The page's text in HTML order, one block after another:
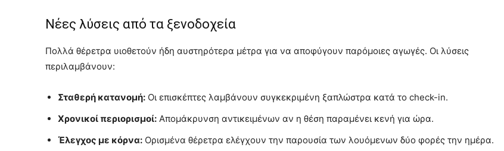
Νέες λύσεις από τα ξενοδοχεία
Πολλά θέρετρα υιοθετούν ήδη αυστηρότερα μέτρα για να αποφύγουν παρόμοιες αγωγές. Οι λύσεις
περιλαμβάνουν:
Σταθερή κατανομή: Οι επισκέπτες λαμβάνουν συγκεκριμένη ξαπλώστρα κατά το check-in.
Χρονικοί περιορισμοί: Απομάκρυνση αντικειμένων αν η θέση παραμένει κενή για ώρα.
Έλεγχος με κόρνα: Ορισμένα θέρετρα ελέγχουν την παρουσία των λουόμενων δύο φορές την ημέρα.